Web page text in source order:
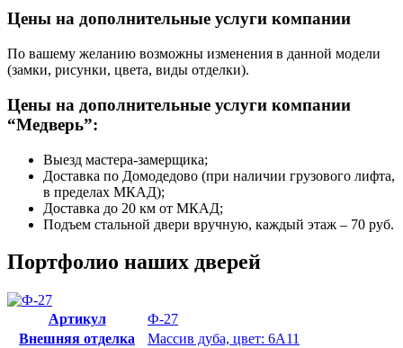
Цены на дополнительные услуги компании
По вашему желанию возможны изменения в данной модели
(замки, рисунки, цвета, виды отделки).
Цены на дополнительные услуги компании
“Медверь”:
Выезд мастера-замерщика;
Доставка по Домодедово (при наличии грузового лифта,
в пределах МКАД);
Доставка до 20 км от МКАД;
Подъем стальной двери вручную, каждый этаж – 70 руб.
Портфолио наших дверей
Артикул
Ф-27
Внешняя отделка
Массив дуба, цвет: 6А11